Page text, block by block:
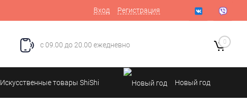
Вход Регистрация
с 09.00 до 20.00 ежедневно 0
Искусственные товары ShiShi Новый год